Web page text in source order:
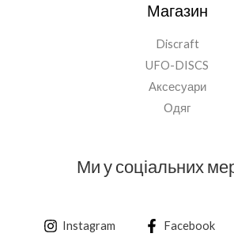
Магазин
Discraft
UFO-DISCS
Аксесуари
Одяг
Ми у соціальних
Instagram Facebook